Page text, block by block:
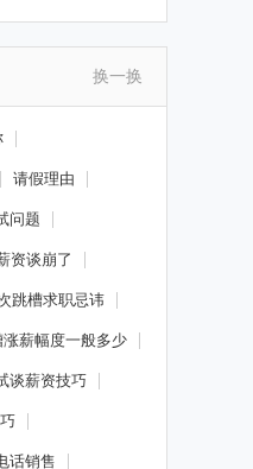
换一换
请假理由
问题
资谈崩了
跳槽求职忌讳
涨薪幅度一般多少
谈薪资技巧
话销售